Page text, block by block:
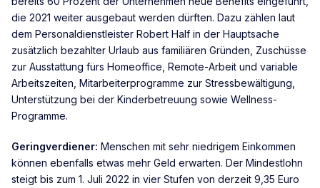
die 2021 weiter ausgebaut werden dürften. Dazu zählen laut
dem Personaldienstleister Robert Half in der Hauptsache
zusätzlich bezahlter Urlaub aus familiären Gründen, Zuschüsse
zur Ausstattung fürs Homeoffice, Remote-Arbeit und variable
Arbeitszeiten, Mitarbeiterprogramme zur Stressbewältigung,
Unterstützung bei der Kinderbetreuung sowie Wellness-
Programme.
Geringverdiener: Menschen mit sehr niedrigem Einkommen
können ebenfalls etwas mehr Geld erwarten. Der Mindestlohn
steigt bis zum 1. Juli 2022 in vier Stufen von derzeit 9,35 Euro